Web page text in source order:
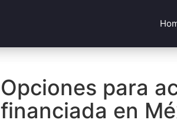
Opciones para
financiada en